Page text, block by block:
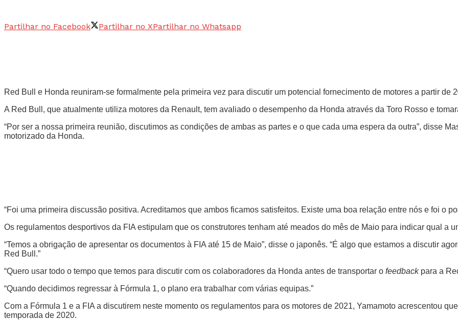
Partilhar no Facebook Partilhar no XPartilhar no Whatsapp
Red Bull e Honda reuniram-se formalmente pela primeira vez para discutir um potencial fornecimento de motores a partir de
A Red Bull, que atualmente utiliza motores da Renault, tem avaliado o desempenho da Honda através da Toro Rosso e
“Por ser a nossa primeira reunião, discutimos as condições de ambas as partes e o que cada uma espera da outra”, disse
motorizado da Honda.
“Foi uma primeira discussão positiva. Acreditamos que ambos ficamos satisfeitos. Existe uma boa relação entre nós e foi o
Os regulamentos desportivos da FIA estipulam que os construtores tenham até meados do mês de Maio para indicar qual a
“Temos a obrigação de apresentar os documentos à FIA até 15 de Maio”, disse o japonês. “É algo que estamos a discutir
Red Bull.”
“Quero usar todo o tempo que temos para discutir com os colaboradores da Honda antes de transportar o feedbackpara a
“Quando decidimos regressar à Fórmula 1, o plano era trabalhar com várias equipas.”
Com a Fórmula 1 e a FIA a discutirem neste momento os regulamentos para os motores de 2021, Yamamoto acrescentou
temporada de 2020.